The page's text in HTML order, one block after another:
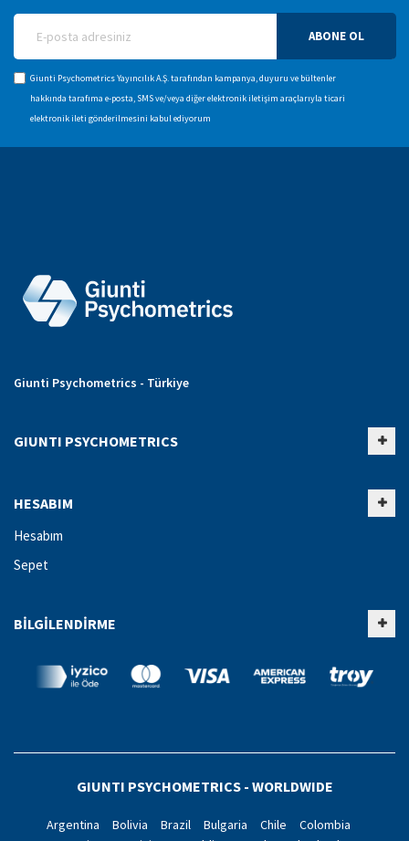
ABONE OL
Giunti Psychometrics Yayıncılık A.Ş. tarafından kampanya, duyuru ve bültenler
hakkında tarafıma e-posta, SMS ve/veya diğer elektronik iletişim araçlarıyla ticari
elektronik ileti gönderilmesini kabul ediyorum
Giunti Psychometrics - Türkiye
GIUNTI PSYCHOMETRICS
HESABIM
Hesabım
Sepet
BILGILENDIRME
GIUNTI PSYCHOMETRICS - WORLDWIDE
Argentina Bolivia Brazil Bulgaria Chile
Colombia